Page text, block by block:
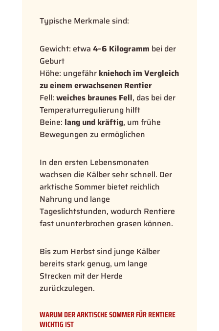
Typische Merkmale sind:
Gewicht: etwa 4–6 Kilogramm bei der
Geburt
Höhe: ungefähr kniehoch im Vergleich
zu einem erwachsenen Rentier
Fell: weiches braunes Fell, das bei der
Temperaturregulierung hilft
Beine: lang und kräftig, um frühe
Bewegungen zu ermöglichen
In den ersten Lebensmonaten
wachsen die Kälber sehr schnell. Der
arktische Sommer bietet reichlich
Nahrung und lange
Tageslichtstunden, wodurch Rentiere
fast ununterbrochen grasen können.
Bis zum Herbst sind junge Kälber
bereits stark genug, um lange
Strecken mit der Herde
zurückzulegen.
WARUM DER ARKTISCHE SOMMER FÜR RENTIERE
WICHTIG IST